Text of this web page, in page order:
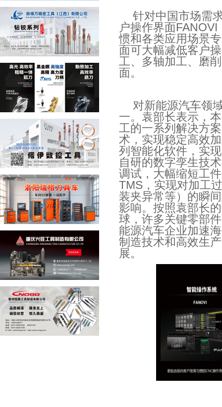
针对中国市场需
户操作界面FANOVI
惯和各类应用场景
面可大幅减低客户
工、多轴加工、磨
面。
对新能源汽车领
一。袁部长表示，
工的一系列解决方
术，实现稳定高效
列智能化软件，实
自研的数字孪生技术
调试，大幅缩短工
TMS ，实现对加工
装夹异常等）的瞬
影响。按照袁部长
球，许多关键零部
能源汽车企业加速
制造技术和高效生
展。